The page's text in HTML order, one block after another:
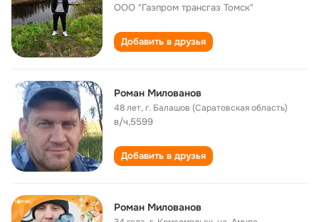
ООО "Газпром трансгаз Томск"
Добавить в друзья
Роман Милованов
48 лет,г. Балашов (Саратовская область)
в/ч,5599
Добавить в друзья
Роман Милованов